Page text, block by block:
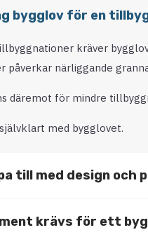
bygglov för en
kräver
påverkar närliggande
däremot för mindre
med bygglovet.
till med design och
krävs för ett